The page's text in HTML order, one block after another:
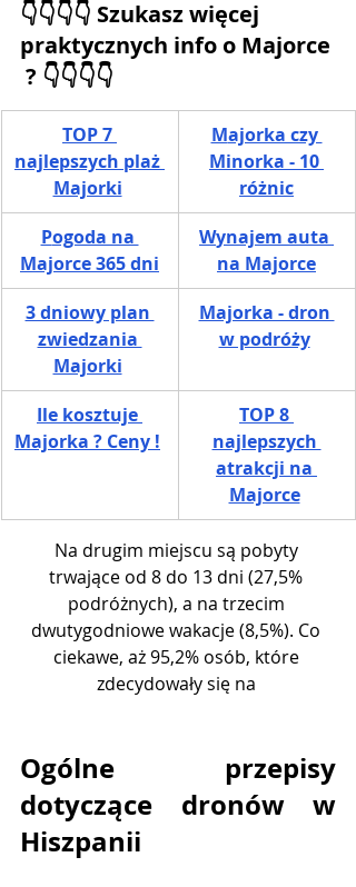
👇👇👇👇 Szukasz więcej
praktycznych info o Majorce
? 👇👇👇👇
TOP 7
najlepszych plaż
Majorki
Majorka czy
Minorka - 10
różnic
Pogoda na
Majorce 365 dni
Wynajem auta
na Majorce
3 dniowy plan
zwiedzania
Majorki
Majorka - dron
w podróży
Ile kosztuje
Majorka ? Ceny !
TOP 8
najlepszych
atrakcji na
Majorce
Na drugim miejscu są pobyty
trwające od 8 do 13 dni (27,5%
podróżnych), a na trzecim
dwutygodniowe wakacje (8,5%). Co
ciekawe, aż 95,2% osób, które
zdecydowały się na
Ogólne przepisy
dotyczące dronów w
Hiszpanii